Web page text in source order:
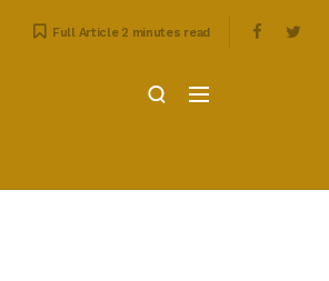
Full Article 2 minutes read